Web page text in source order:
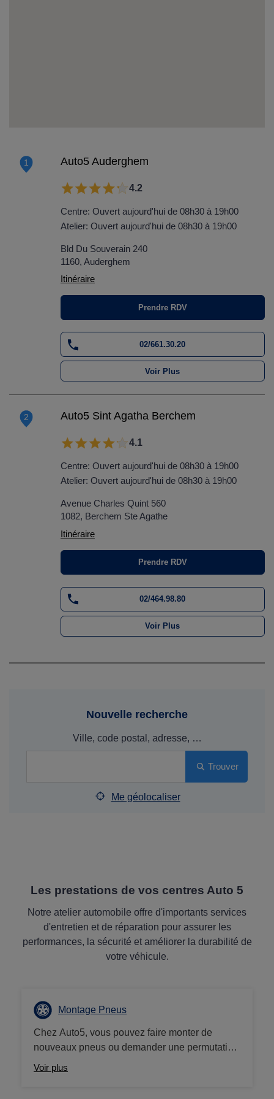
1 Auto5 Auderghem
4.2
Centre: Ouvert aujourd'hui de 08h30 à 19h00
Atelier: Ouvert aujourd'hui de 08h30 à 19h00
Bld Du Souverain 240
1160, Auderghem
Itinéraire
Prendre RDV
02/661.30.20
Voir Plus
2 Auto5 Sint Agatha Berchem
4.1
Centre: Ouvert aujourd'hui de 08h30 à 19h00
Atelier: Ouvert aujourd'hui de 08h30 à 19h00
Avenue Charles Quint 560
1082, Berchem Ste Agathe
Itinéraire
Prendre RDV
02/464.98.80
Voir Plus
Nouvelle recherche
Ville, code postal, adresse, …
Trouver
Me géolocaliser
Les prestations de vos centres Auto 5
Notre atelier automobile offre d'importants services
d'entretien et de réparation pour assurer les
performances, la sécurité et améliorer la durabilité de
votre véhicule.
Montage Pneus
Chez Auto5, vous pouvez faire monter de
nouveaux pneus ou demander une permutation
de vos pneus à tout moment. La sécurité de
Voir plus